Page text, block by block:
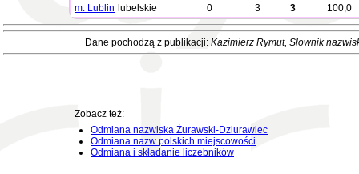
m. Lublin lubelskie 0 3 3 100,0
Dane pochodzą z publikacji: Kazimierz Rymut, Słownik
Zobacz też:
Odmiana nazwiska Żurawski-Dziurawiec
Odmiana nazw polskich miejscowości
Odmiana i składanie liczebników